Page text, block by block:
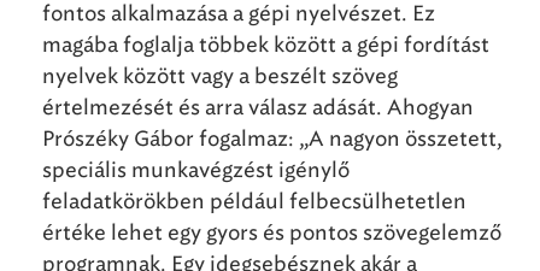
fontos alkalmazása a gépi nyelvészet. Ez
magába foglalja többek között a gépi fordítást
nyelvek között vagy a beszélt szöveg
értelmezését és arra válasz adását. Ahogyan
Prószéky Gábor fogalmaz: „A nagyon összetett,
speciális munkavégzést igénylő
feladatkörökben például felbecsülhetetlen
értéke lehet egy gyors és pontos szövegelemző
programnak. Egy idegsebésznek akár a